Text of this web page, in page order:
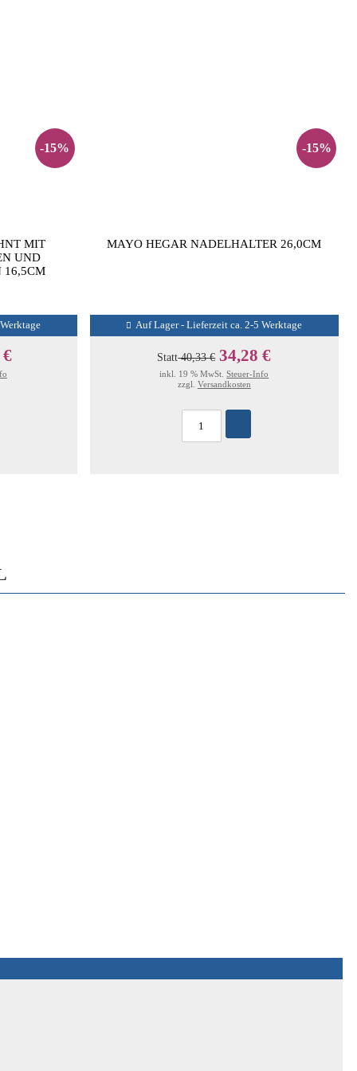
-15%
MIT
UND
16,5CM
€
-15%
MAYO HEGAR NADELHALTER 26,0CM
Auf Lager - Lieferzeit ca. 2-5 Werktage
Statt40,33 € 34,28 €
inkl. 19 % MwSt.Steuer-Info
zzgl. Versandkosten